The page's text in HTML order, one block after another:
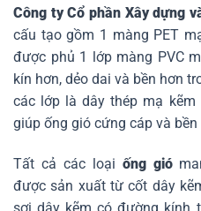
Công ty Cổ phần Xây dựng
cấu tạo gồm 1 màng PET
được phủ 1 lớp màng PVC
kín hơn, dẻo dai và bền hơn
các lớp là dây thép mạ
giúp ống gió cứng cáp và
Tất cả các loại ống gió
được sản xuất từ cốt dây
sợi dây kẽm có đường kính